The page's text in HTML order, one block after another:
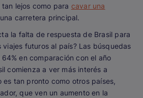
lejos como para cavar una
carretera principal.
la falta de respuesta de Brasil para
futuros al país? Las búsquedas
en comparación con el año
comienza a ver más interés a
es tan pronto como otros países,
que ven un aumento en la